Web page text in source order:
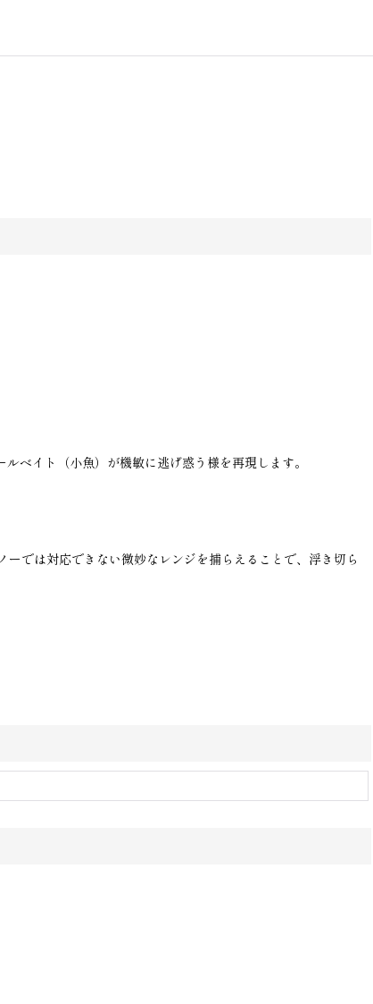
ベイト（小魚）が機敏に逃げ惑う様を再現します。
では対応できない微妙なレンジを捕らえることで、浮き切ら